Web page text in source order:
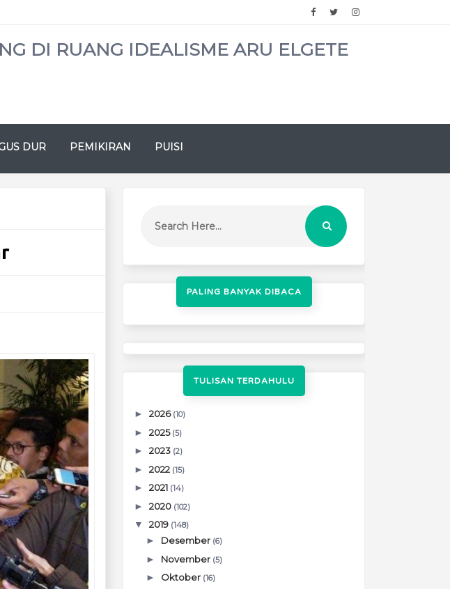
DI RUANG IDEALISME ARU ELGETE
DUR PEMIKIRAN PUISI
PALING BANYAK DIBACA
TULISAN TERDAHULU
►2026 (10)
►2025 (5)
►2023 (2)
►2022 (15)
►2021 (14)
►2020 (102)
▼2019 (148)
► Desember (6)
► November (5)
► Oktober (16)